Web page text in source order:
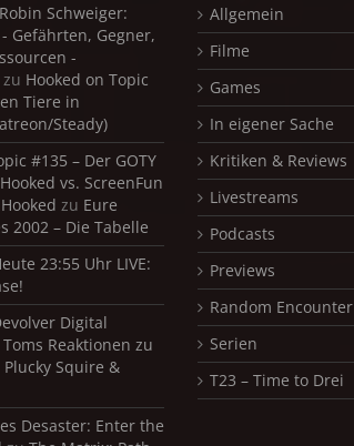
Schweiger:
Gefährten, Gegner,
-
zu Hooked on Topic
Tiere in
Steady)
#135 – Der GOTY
vs. ScreenFun
zu Eure
2002 – Die Tabelle
23:55 Uhr LIVE:
Digital
Reaktionen zu
Plucky Squire &
Desaster: Enter the
Allgemein
Filme
Games
In eigener Sache
Kritiken & Reviews
Livestreams
Podcasts
Previews
Random Encounter
Serien
T23 – Time to Drei